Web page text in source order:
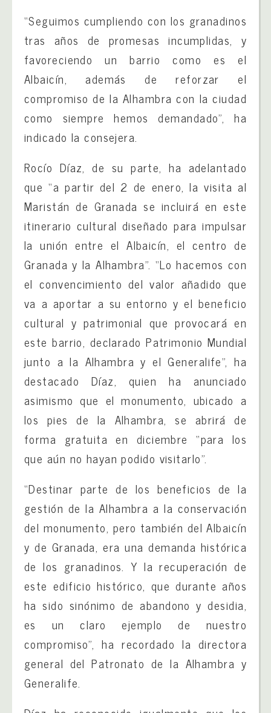
“Seguimos cumpliendo con los granadinos
tras años de promesas incumplidas, y
favoreciendo un barrio como es el
Albaicín, además de reforzar el
compromiso de la Alhambra con la ciudad
como siempre hemos demandado”, ha
indicado la consejera.
Rocío Díaz, de su parte, ha adelantado
que “a partir del 2 de enero, la visita al
Maristán de Granada se incluirá en este
itinerario cultural diseñado para impulsar
la unión entre el Albaicín, el centro de
Granada y la Alhambra”. “Lo hacemos con
el convencimiento del valor añadido que
va a aportar a su entorno y el beneficio
cultural y patrimonial que provocará en
este barrio, declarado Patrimonio Mundial
junto a la Alhambra y el Generalife”, ha
destacado Díaz, quien ha anunciado
asimismo que el monumento, ubicado a
los pies de la Alhambra, se abrirá de
forma gratuita en diciembre “para los
que aún no hayan podido visitarlo”.
“Destinar parte de los beneficios de la
gestión de la Alhambra a la conservación
del monumento, pero también del Albaicín
y de Granada, era una demanda histórica
de los granadinos. Y la recuperación de
este edificio histórico, que durante años
ha sido sinónimo de abandono y desidia,
es un claro ejemplo de nuestro
compromiso”, ha recordado la directora
general del Patronato de la Alhambra y
Generalife.